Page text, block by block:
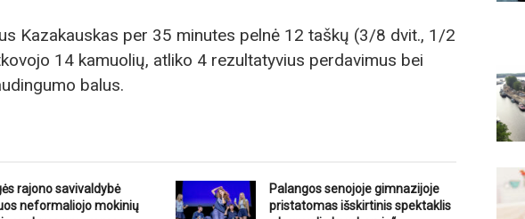
Kazakauskas per 35 minutes pelnė 12 taškų (3/8 dvit., 1/2
14 kamuolių, atliko 4 rezultatyvius perdavimus bei
balus.
rajono savivaldybė
neformaliojo mokinių
Palangos senojoje gimnazijoje
pristatomas išskirtinis spektaklis